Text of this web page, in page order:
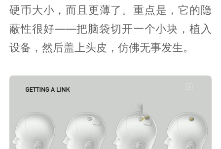
硬币大小，而且更薄了。重点是，它的隐
蔽性很好——把脑袋切开一个小块，植入
设备，然后盖上头皮，仿佛无事发生。